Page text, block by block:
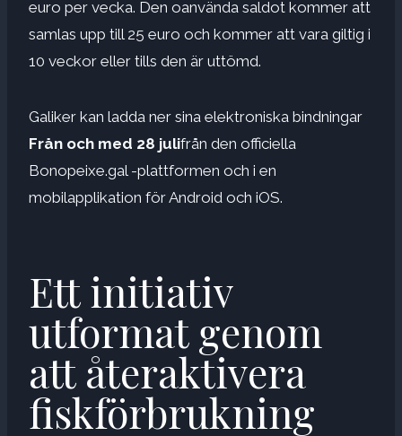
euro per vecka. Den oanvända saldot kommer att
samlas upp till 25 euro och kommer att vara giltig i
10 veckor eller tills den är uttömd.
Galiker kan ladda ner sina elektroniska bindningar
Från och med 28 julifrån den officiella
Bonopeixe.gal -plattformen och i en
mobilapplikation för Android och iOS.
Ett initiativ
utformat genom
att återaktivera
fiskförbrukning